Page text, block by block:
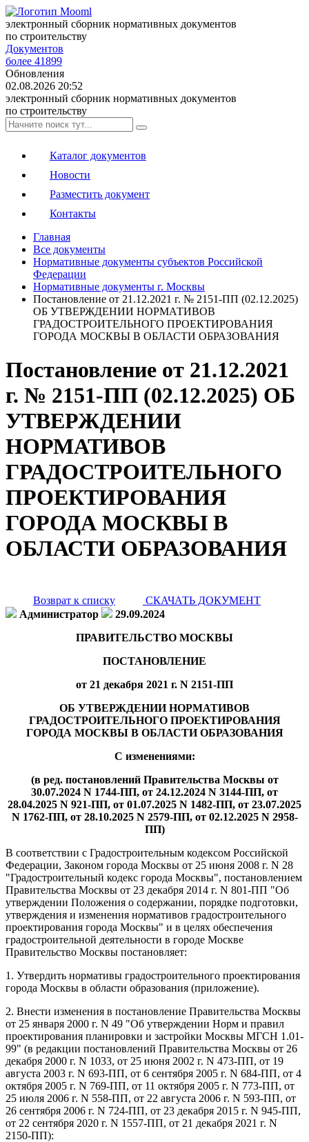
электронный сборник нормативных документов
по строительству
Документов
более 41899
Обновления
02.08.2026 20:52
электронный сборник нормативных документов
по строительству
Каталог документов
Новости
Разместить документ
Контакты
Главная
Все документы
Нормативные документы субъектов Российской
Федерации
Нормативные документы г. Москвы
Постановление от 21.12.2021 г. № 2151-ПП (02.12.2025)
ОБ УТВЕРЖДЕНИИ НОРМАТИВОВ
ГРАДОСТРОИТЕЛЬНОГО ПРОЕКТИРОВАНИЯ
ГОРОДА МОСКВЫ В ОБЛАСТИ ОБРАЗОВАНИЯ
Постановление от 21.12.2021
г. № 2151-ПП (02.12.2025) ОБ
УТВЕРЖДЕНИИ
НОРМАТИВОВ
ГРАДОСТРОИТЕЛЬНОГО
ПРОЕКТИРОВАНИЯ
ГОРОДА МОСКВЫ В
ОБЛАСТИ ОБРАЗОВАНИЯ
Возврат к списку
СКАЧАТЬ ДОКУМЕНТ
Администратор
29.09.2024
ПРАВИТЕЛЬСТВО МОСКВЫ
ПОСТАНОВЛЕНИЕ
от 21 декабря 2021 г. N 2151-ПП
ОБ УТВЕРЖДЕНИИ НОРМАТИВОВ
ГРАДОСТРОИТЕЛЬНОГО ПРОЕКТИРОВАНИЯ
ГОРОДА МОСКВЫ В ОБЛАСТИ ОБРАЗОВАНИЯ
С изменениями:
(в ред. постановлений Правительства Москвы от
30.07.2024 N 1744-ПП, от 24.12.2024 N 3144-ПП, от
28.04.2025 N 921-ПП, от 01.07.2025 N 1482-ПП, от 23.07.2025
N 1762-ПП, от 28.10.2025 N 2579-ПП, от 02.12.2025 N 2958-
ПП)
В соответствии с Градостроительным кодексом Российской
Федерации, Законом города Москвы от 25 июня 2008 г. N 28
"Градостроительный кодекс города Москвы", постановлением
Правительства Москвы от 23 декабря 2014 г. N 801-ПП "Об
утверждении Положения о содержании, порядке подготовки,
утверждения и изменения нормативов градостроительного
проектирования города Москвы" и в целях обеспечения
градостроительной деятельности в городе Москве
Правительство Москвы постановляет:
1. Утвердить нормативы градостроительного проектирования
города Москвы в области образования (приложение).
2. Внести изменения в постановление Правительства Москвы
от 25 января 2000 г. N 49 "Об утверждении Норм и правил
проектирования планировки и застройки Москвы МГСН 1.01-
99" (в редакции постановлений Правительства Москвы от 26
декабря 2000 г. N 1033, от 25 июня 2002 г. N 473-ПП, от 19
августа 2003 г. N 693-ПП, от 6 сентября 2005 г. N 684-ПП, от 4
октября 2005 г. N 769-ПП, от 11 октября 2005 г. N 773-ПП, от
25 июля 2006 г. N 558-ПП, от 22 августа 2006 г. N 593-ПП, от
26 сентября 2006 г. N 724-ПП, от 23 декабря 2015 г. N 945-ПП,
от 22 сентября 2020 г. N 1557-ПП, от 21 декабря 2021 г. N
2150-ПП):